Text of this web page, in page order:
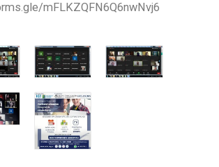
mFLKZQFN6Q6nwNvj6